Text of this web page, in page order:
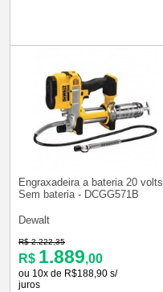
Engraxadeira a bateria 20 volts
Sem bateria - DCGG571B
Dewalt
R$ 2.222,35
R$ 1.889,00
ou 10x de R$188,90 s/
juros